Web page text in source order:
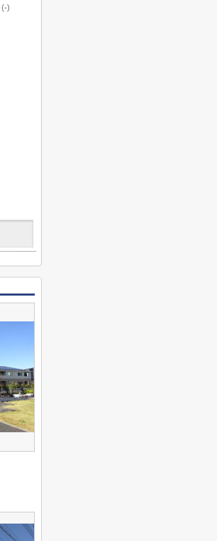
(-)